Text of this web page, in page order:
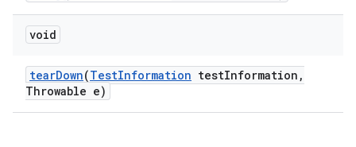
void
tearDown(TestInformation testInformation ,
Throwable e)